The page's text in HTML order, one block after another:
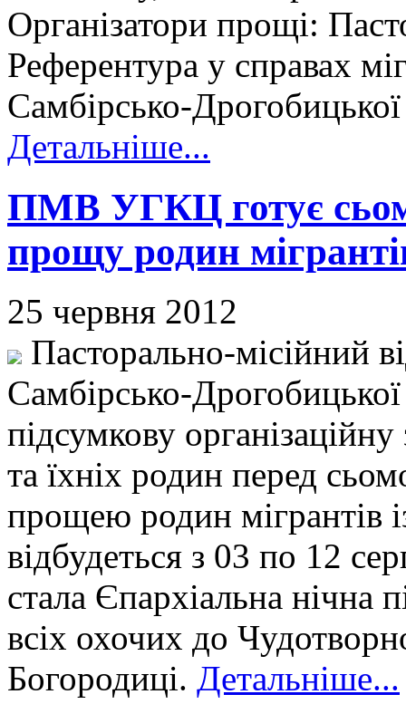
Організатори прощі:
Референтура у справах
Самбірсько-
Детальніше...
ПМВ УГКЦ готує
прощу родин
25 червня 2012
Пасторально-місійний
Самбірсько-
підсумкову
та їхніх родин перед
прощею родин мігрантів
відбудеться з 03 по 12
стала Єпархіальна нічна
всіх охочих до
Богородиці. Детальніше...